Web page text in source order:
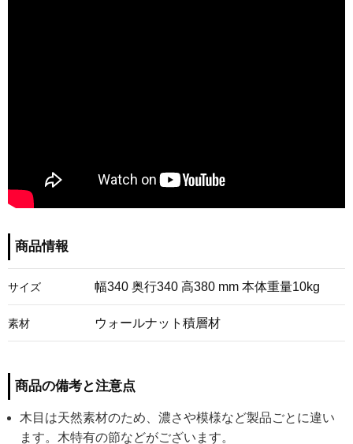
商品情報
サイズ 幅340 奥行340 高380 mm 本体重量10kg
素材 ウォールナット積層材
商品の備考と注意点
木目は天然素材のため、濃さや模様など製品ごとに違い
ます。木特有の節などがございます。